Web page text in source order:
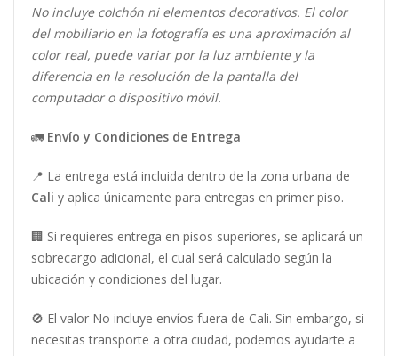
No incluye colchón ni elementos decorativos. El color
del mobiliario en la fotografía es una aproximación al
color real, puede variar por la luz ambiente y la
diferencia en la resolución de la pantalla del
computador o dispositivo móvil.
🚛 Envío y Condiciones de Entrega
📍 La entrega está incluida dentro de la zona urbana de
Cali y aplica únicamente para entregas en primer piso.
🏢 Si requieres entrega en pisos superiores, se aplicará un
sobrecargo adicional, el cual será calculado según la
ubicación y condiciones del lugar.
🚫 El valor No incluye envíos fuera de Cali. Sin embargo, si
necesitas transporte a otra ciudad, podemos ayudarte a